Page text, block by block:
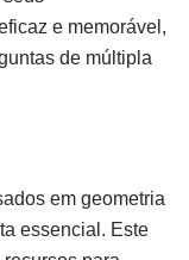
e memorável,
de múltipla
em geometria
essencial. Este